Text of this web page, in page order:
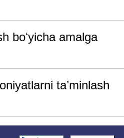
boʻyicha amalga
taʼminlash